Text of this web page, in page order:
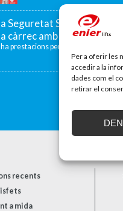
Per a oferir les
accedir a la
dades com el
retirar el
Seguretat Social per a
càrrec amb discapacitat
prestacions per fill o per persones
recents
a mida